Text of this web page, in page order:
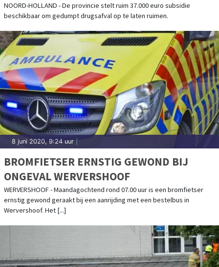
NOORD-HOLLAND - De provincie stelt ruim 37.000 euro subsidie
beschikbaar om gedumpt drugsafval op te laten ruimen.
8 juni 2020, 9:24 uur
BROMFIETSER ERNSTIG GEWOND BIJ
ONGEVAL WERVERSHOOF
WERVERSHOOF - Maandagochtend rond 07.00 uur is een bromfietser
ernstig gewond geraakt bij een aanrijding met een bestelbus in
Wervershoof. Het [...]